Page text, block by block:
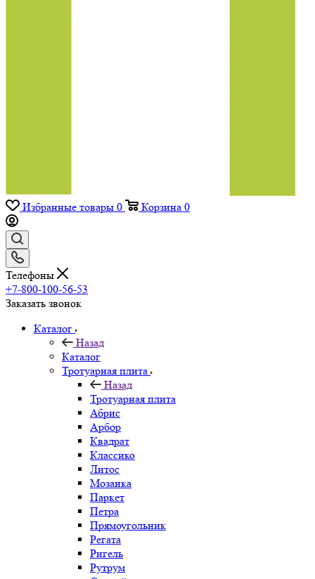
Избранные товары 0 Корзина 0
Телефоны
+7-800-100-56-53
Заказать звонок
Каталог
Назад
Каталог
Тротуарная плита
Назад
Тротуарная плита
Абрис
Арбор
Квадрат
Классико
Литос
Мозаика
Паркет
Петра
Прямоугольник
Регата
Ригель
Рутрум